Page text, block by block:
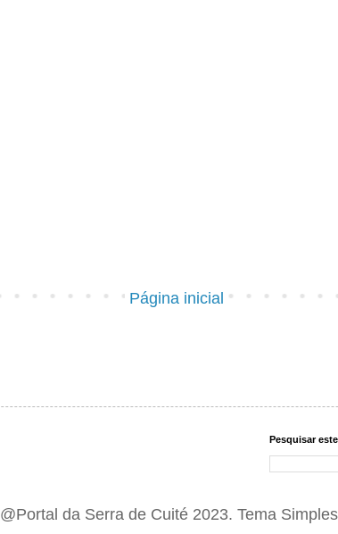
Página inicial
Pesquisar
@Portal da Serra de Cuité 2023. Tema